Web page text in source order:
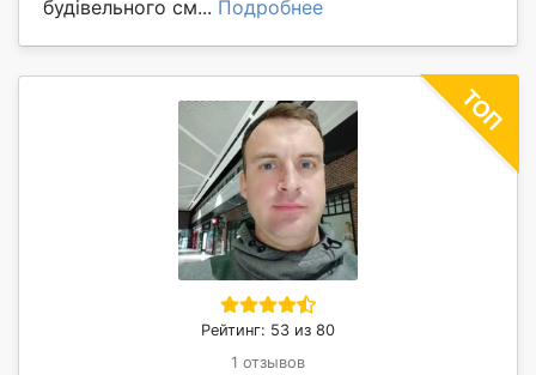
будівельного см... Подробнее
Рейтинг: 53 из 80
1 отзывов